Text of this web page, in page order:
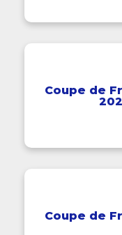
Coupe de
Coupe de